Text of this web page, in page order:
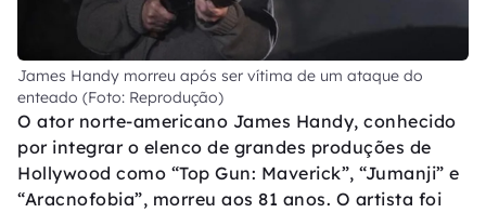
James Handy morreu após ser vítima de um ataque do
enteado (Foto: Reprodução)
O ator norte-americano James Handy, conhecido
por integrar o elenco de grandes produções de
Hollywood como “Top Gun: Maverick”, “Jumanji” e
“Aracnofobia”, morreu aos 81 anos. O artista foi